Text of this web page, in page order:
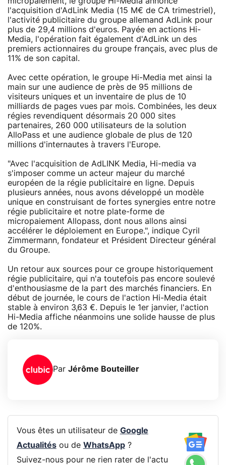
l'acquisition d'AdLink Media (15 M€ de CA trimestriel),
l'activité publicitaire du groupe allemand AdLink pour
plus de 29,4 millions d'euros. Payée en actions Hi-
Media, l'opération fait également d'AdLink un des
premiers actionnaires du groupe français, avec plus de
11% de son capital.
Avec cette opération, le groupe Hi-Media met ainsi la
main sur une audience de près de 95 millions de
visiteurs uniques et un inventaire de plus de 10
milliards de pages vues par mois. Combinées, les deux
régies revendiquent désormais 20 000 sites
partenaires, 260 000 utilisateurs de la solution
AlloPass et une audience globale de plus de 120
millions d'internautes à travers l'Europe.
"Avec l'acquisition de AdLINK Media, Hi-media va
s'imposer comme un acteur majeur du marché
européen de la régie publicitaire en ligne. Depuis
plusieurs années, nous avons développé un modèle
unique en construisant de fortes synergies entre notre
régie publicitaire et notre plate-forme de
micropaiement Allopass, dont nous allons ainsi
accélérer le déploiement en Europe.", indique Cyril
Zimmermann, fondateur et Président Directeur général
du Groupe.
Un retour aux sources pour ce groupe historiquement
régie publicitaire, qui n'a toutefois pas encore soulevé
d'enthousiasme de la part des marchés financiers. En
début de journée, le cours de l'action Hi-Media était
stable à environ 3,63 €. Depuis le 1er janvier, l'action
Hi-Media affiche néanmoins une solide hausse de plus
de 120%.
Par Jérôme Bouteiller
Vous êtes un utilisateur de Google
Actualitésou de WhatsApp?
Suivez-nous pour ne rien rater de l'actu